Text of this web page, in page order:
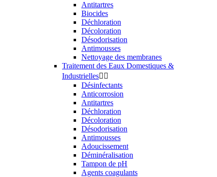
Antitartres
Biocides
Déchloration
Décoloration
Désodorisation
Antimousses
Nettoyage des membranes
Traitement des Eaux Domestiques &
Industrielles 
Désinfectants
Anticorrosion
Antitartres
Déchloration
Décoloration
Désodorisation
Antimousses
Adoucissement
Déminéralisation
Tampon de pH
Agents coagulants